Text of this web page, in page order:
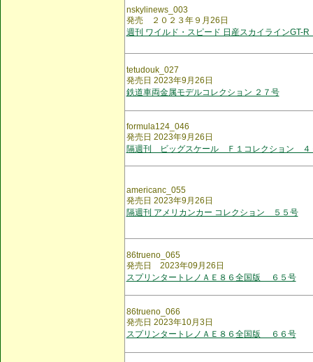
nskylinews_003
発売 ２０２３年９月26日
週刊 ワイルド・スピード 日産スカイラインGT-R
tetudouk_027
発売日 2023年9月26日
鉄道車両金属モデルコレクション ２７号
formula124_046
発売日 2023年9月26日
隔週刊 ビッグスケール Ｆ１コレクション ４
americanc_055
発売日 2023年9月26日
隔週刊 アメリカンカー コレクション ５５号
86trueno_065
発売日 2023年09月26日
スプリンタートレノＡＥ８６全国版 ６５号
86trueno_066
発売日 2023年10月3日
スプリンタートレノＡＥ８６全国版 ６６号